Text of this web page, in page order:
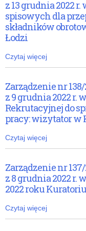
z 13 grudnia 2022
spisowych dla
składników
Łodzi
Czytaj więcej
Zarządzenie nr
z 9 grudnia 2022 r.
Rekrutacyjnej do
pracy: wizytator w
Czytaj więcej
Zarządzenie nr
z 8 grudnia 2022 r.
2022 roku
Czytaj więcej